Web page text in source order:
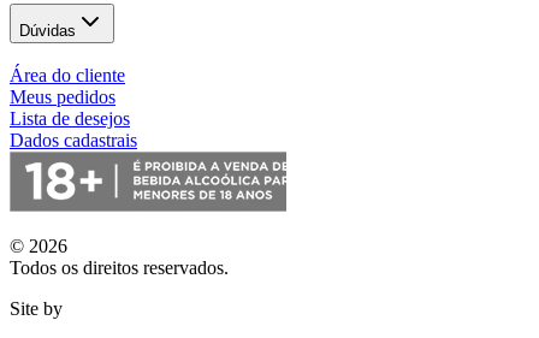
Dúvidas
Área do cliente
Meus pedidos
Lista de desejos
Dados cadastrais
© 2026
Todos os direitos reservados.
Site by